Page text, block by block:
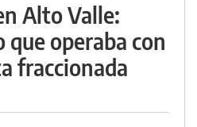
Alto Valle:
operaba con
fraccionada